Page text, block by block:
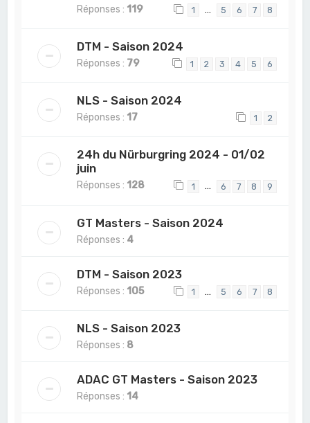
Réponses : 119 1 … 5 6 7 8
DTM - Saison 2024
Réponses : 79 1 2 3 4 5 6
NLS - Saison 2024
Réponses : 17 1 2
24h du Nürburgring 2024 - 01/02
juin
Réponses : 128 1 … 6 7 8 9
GT Masters - Saison 2024
Réponses : 4
DTM - Saison 2023
Réponses : 105 1 … 5 6 7 8
NLS - Saison 2023
Réponses : 8
ADAC GT Masters - Saison 2023
Réponses : 14